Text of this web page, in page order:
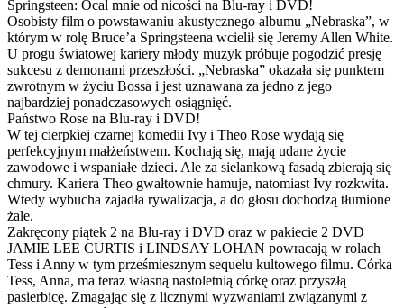
Springsteen: Ocal mnie od nicości na Blu-ray i DVD!
Osobisty film o powstawaniu akustycznego albumu „Nebraska”, w
którym w rolę Bruce’a Springsteena wcielił się Jeremy Allen White.
U progu światowej kariery młody muzyk próbuje pogodzić presję
sukcesu z demonami przeszłości. „Nebraska” okazała się punktem
zwrotnym w życiu Bossa i jest uznawana za jedno z jego
najbardziej ponadczasowych osiągnięć.
Państwo Rose na Blu-ray i DVD!
W tej cierpkiej czarnej komedii Ivy i Theo Rose wydają się
perfekcyjnym małżeństwem. Kochają się, mają udane życie
zawodowe i wspaniałe dzieci. Ale za sielankową fasadą zbierają się
chmury. Kariera Theo gwałtownie hamuje, natomiast Ivy rozkwita.
Wtedy wybucha zajadła rywalizacja, a do głosu dochodzą tłumione
żale.
Zakręcony piątek 2 na Blu-ray i DVD oraz w pakiecie 2 DVD
JAMIE LEE CURTIS i LINDSAY LOHAN powracają w rolach
Tess i Anny w tym prześmiesznym sequelu kultowego filmu. Córka
Tess, Anna, ma teraz własną nastoletnią córkę oraz przyszłą
pasierbicę. Zmagając się z licznymi wyzwaniami związanymi z